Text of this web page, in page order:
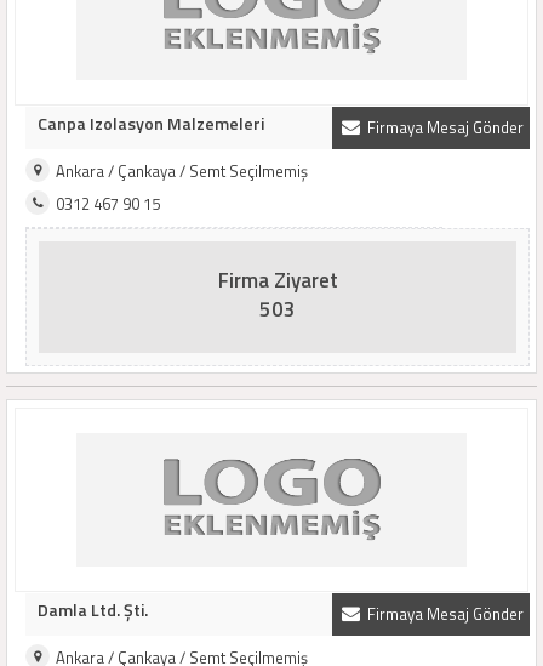
Firmaya Mesaj Gönder
Canpa Izolasyon Malzemeleri
Ankara / Çankaya / Semt Seçilmemiş
0312 467 90 15
Firma Ziyaret
503
Firmaya Mesaj Gönder
Damla Ltd. Şti.
Ankara / Çankaya / Semt Seçilmemiş